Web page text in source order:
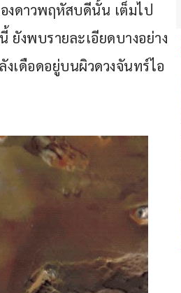
งดาวพฤหัสบดีนั้น เต็มไป
ยังพบรายละเอียดบางอย่าง
งเดือดอยู่บนผิวดวงจันทร์ไอ